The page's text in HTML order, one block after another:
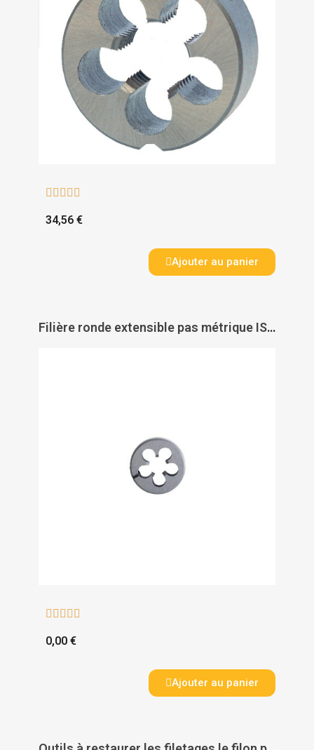
    
34,56 €
Ajouter au panier
Filière ronde extensible pas métrique ISO - TIVOLY
    
0,00 €
Ajouter au panier